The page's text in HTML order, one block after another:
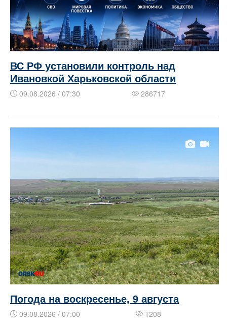
ВС РФ установили контроль над
Ивановкой Харьковской области
09.08.2026 / 07:30 286717
Погода на воскресенье, 9 августа
09.08.2026 / 07:00 1208